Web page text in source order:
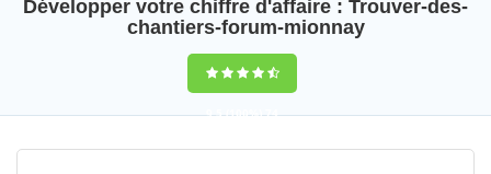
Développer votre chiffre d'affaire : Trouver-des-
chantiers-forum-mionnay
9,5(100%)74
votes